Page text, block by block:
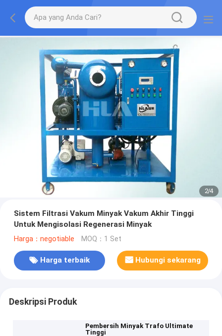
2/4
Sistem Filtrasi Vakum Minyak Vakum Akhir Tinggi
Untuk Mengisolasi Regenerasi Minyak
Harga：negotiable MOQ：1 Set
Harga terbaik Hubungi sekarang
Deskripsi Produk
Pembersih Minyak Trafo Ultimate
Tinggi